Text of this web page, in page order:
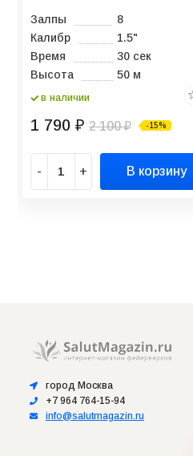
Залпы
8
Калибр
1.5"
Время
30 сек
Высота
50 м
в наличии
1 790₽ 2 100₽ -15%
- + В корзину
город Москва
+7 964 764-15-94
info@salutmagazin.ru